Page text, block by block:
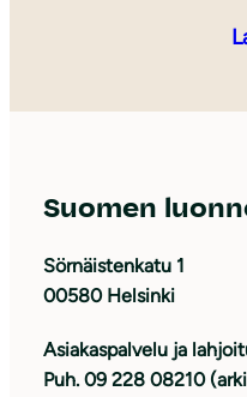
Suomen
Sörnäistenkatu 1
00580 Helsinki
Asiakaspalvelu ja
Puh. 09 228 08210